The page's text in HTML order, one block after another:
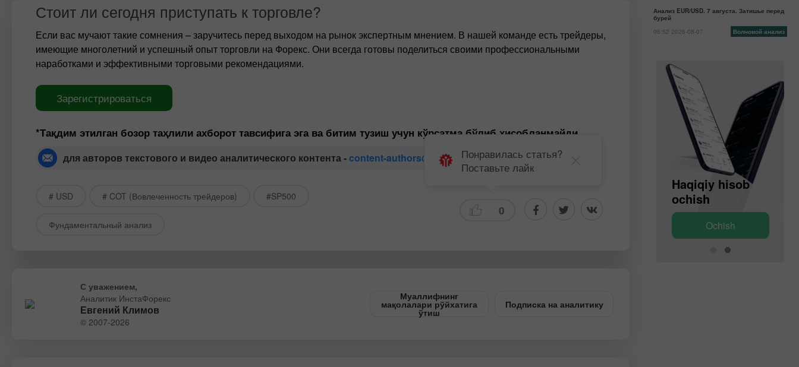
Стоит ли сегодня приступать к торговле?
Если вас мучают такие сомнения – заручитесь перед выходом на рынок экспертным мнением. В нашей команде есть трейдеры,
имеющие многолетний и успешный опыт торговли на Форекс. Они всегда готовы поделиться своими профессиональными
наработками и эффективными торговыми рекомендациями.
Зарегистрироваться
*Тақдим этилган бозор таҳлили ахборот тавсифига эга ва битим тузиш учун кўрсатма бўлиб ҳисобланмайди.
для авторов текстового и видео аналитического контента -content-authors@instaforex.com
# USD # COT (Вовлеченность трейдеров) #SP500
Фундаментальный анализ
0
Понравилась статья?
Поставьте лайк
С уважением,
Аналитик ИнстаФорекс
Евгений Климов
© 2007-2026
Муаллифнинг
мақолалари рўйхатига
ўтиш
Подписка на аналитику
Анализ EUR/USD. 7 августа. Затишье перед
бурей
06:52 2026-08-07
Волновой анализ
ochish
Haqiqiy hisob
ochish
Ochish